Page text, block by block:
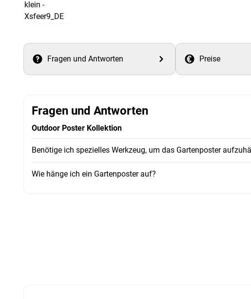
Fragen und Antworten Preise
Fragen und Antworten
Outdoor Poster Kollektion
Benötige ich spezielles Werkzeug, um das Gartenposter
Wie hänge ich ein Gartenposter auf?